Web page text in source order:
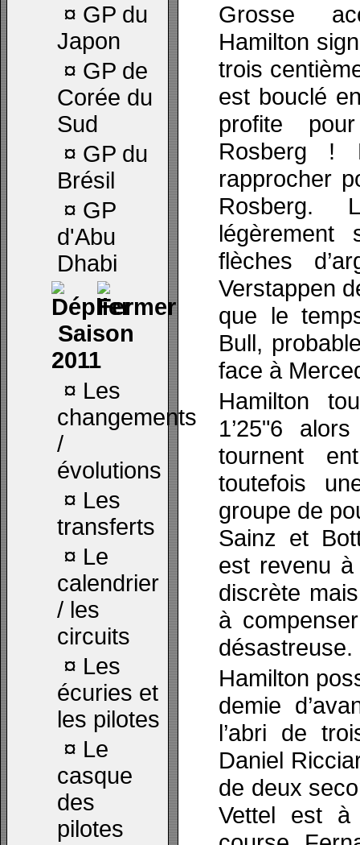
¤ GP du
Japon
¤ GP de
Corée du
Sud
¤ GP du
Brésil
¤ GP
d'Abu
Dhabi
Saison
2011
¤ Les
changements
/
évolutions
¤ Les
transferts
¤ Le
calendrier
/ les
circuits
¤ Les
écuries et
les pilotes
¤ Le
casque
des
pilotes
Grosse
Hamilton
trois
est bouclé
profite
Rosberg !
rapprocher
Rosberg.
flèches
Verstappen
que le
Bull,
face à
Hamilton
1’25"6
tournent
toutefois
groupe de
Sainz et
est revenu
discrète
à
désastreuse.
Hamilton
demie
l’abri de
Daniel
de deux
Vettel est